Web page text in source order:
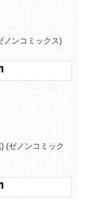
ノンコミックス)
(ゼノンコミック